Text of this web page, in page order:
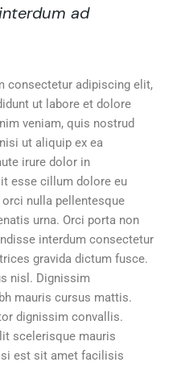
ad
consectetur adipiscing elit,
ut labore et dolore
veniam, quis nostrud
ut aliquip ex ea
irure dolor in
esse cillum dolore eu
nulla pellentesque
urna. Orci porta non
interdum consectetur
gravida dictum fusce.
nisl. Dignissim
mauris cursus mattis.
dignissim convallis.
scelerisque mauris
est sit amet facilisis